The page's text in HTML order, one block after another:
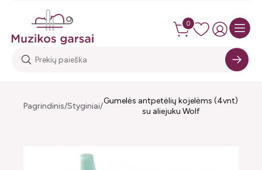
0
Pagrindinis Styginiai
Gumelės antpetėlių kojelėms (4vnt)
su aliejuku Wolf